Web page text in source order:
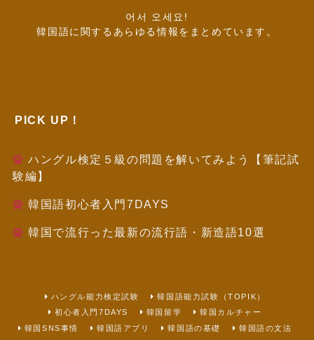
어서 오세요!
韓国語に関するあらゆる情報をまとめています。
PICK UP！
ハングル検定５級の問題を解いてみよう【筆記試
験編】
韓国語初心者入門7DAYS
韓国で流行った最新の流行語・新造語10選
ハングル能力検定試験
韓国語能力試験（TOPIK）
初心者入門7DAYS
韓国留学
韓国カルチャー
韓国SNS事情
韓国語アプリ 韓国語の基礎
韓国語の文法